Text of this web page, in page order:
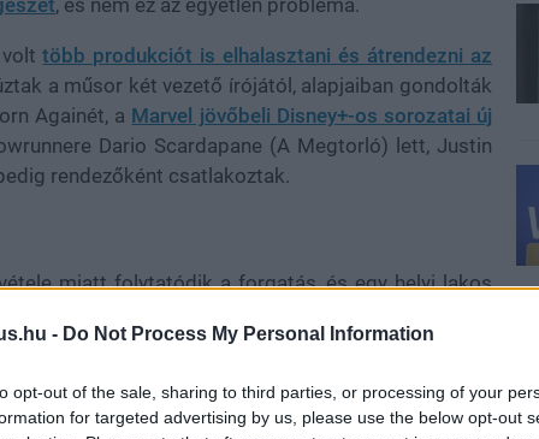
- Do Not Process My Personal Information
opt-out of the sale, sharing to third parties, or processing of your
for targeted advertising by us, please use the below opt-out
, és nem ez az egyetlen probléma.
volttöbb produkciót is elhalasztani és átrendezni az
a műsor két vezető írójától, alapjaiban gondolták
Againét, a Marvel jövőbeli Disney+-os sorozatai új
Dario Scardapane (A Megtorló) lett, Justin
rendezőként csatlakoztak.
miatt folytatódik a forgatás, és egy helyi lakos
fotót, amin láthatóak ismerős elemek is. A Deborah
azaz Karen Page és Foggy Nelson nevei
kis táblán: a szereplők visszatérése eddig is tudott
cégére az első konkrét bizonyíték erre. Ti